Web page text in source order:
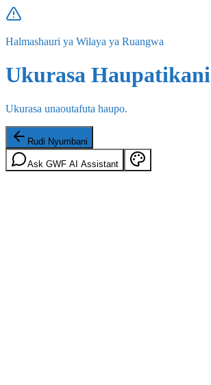
Halmashauri ya Wilaya ya Ruangwa
Ukurasa Haupatikani
Ukurasa unaoutafuta haupo.
Rudi Nyumbani
Ask GWF AI Assistant